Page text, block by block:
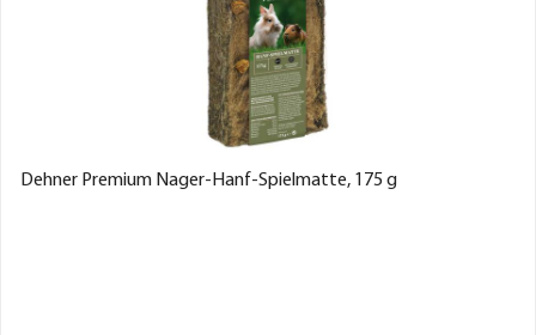
Dehner Premium Nager-Hanf-Spielmatte, 175 g